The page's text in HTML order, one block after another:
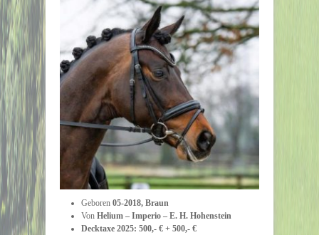
Geboren 05-2018, Braun
Von Helium – Imperio – E. H. Hohenstein
Decktaxe 2025: 500,- € + 500,- €